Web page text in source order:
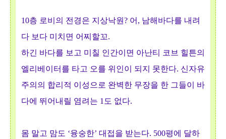
10층 로비의 전경은 지상낙원? 어, 남해바다를 내려
다 보다 미치면 어찌할꼬.
하긴 바다를 보고 미칠 인간이면 아난티 코브 힐튼의
엘리베이터를 타고 오를 위인이 되지 못한다. 신자유
주의의 합리적 이성으로 완벽한 무장을 한 그들이 바
다에 뛰어내릴 염려는 1도 없다.
몸 말고 맘도 ‘융숭한’ 대접을 받는다. 500평에 달하